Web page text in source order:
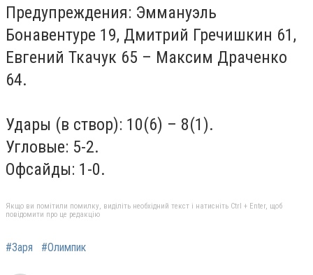
Предупреждения: Эммануэль
Бонавентуре 19, Дмитрий Гречишкин 61,
Евгений Ткачук 65 – Максим Драченко
64.
Удары (в створ): 10(6) – 8(1).
Угловые: 5-2.
Офсайды: 1-0.
Якщо ви помітили помилку, виділіть необхідний текст і натисніть Ctrl + Enter, щоб
повідомити про це редакцію
#Заря #Олимпик